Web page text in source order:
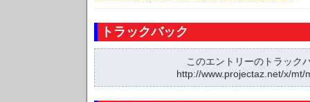
トラックバック
このエントリーのトラック
http://www.projectaz.net/x/mt/